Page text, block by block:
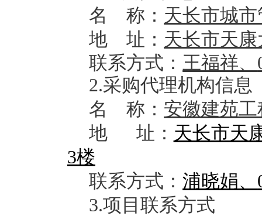
名
称： 天长市城
地
址： 天长市天
联系方式： 王福祥、
2.采购代理机构信息
名
称： 安徽建苑
地
址： 天长市天
3楼
联系方式：浦晓娟、
3.项目联系方式